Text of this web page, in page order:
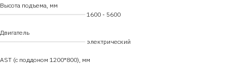
Высота подъема, мм
━━━━━━━━━━━━━━━━━━━━━━━━ 1600 - 5600
Двигатель
━━━━━━━━━━━━━━━━━━━━━━━━ электрический
AST (с поддоном 1200*800), мм